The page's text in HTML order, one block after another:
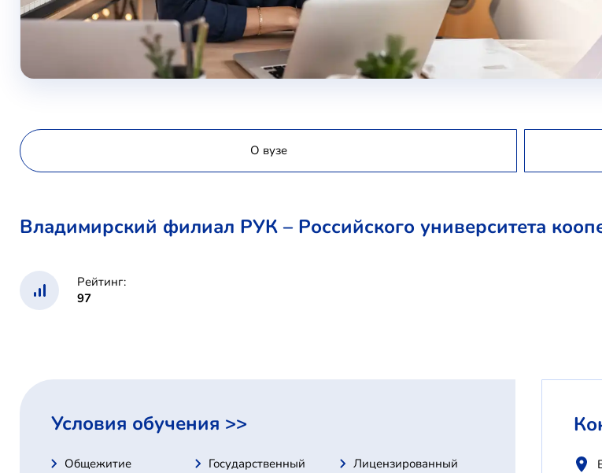
О вузе
Владимирский филиал РУК – Российского университета
Рейтинг:
97
Условия обучения >>
Общежитие Государственный Лицензированный